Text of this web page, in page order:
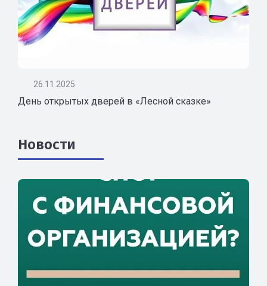
26.11.2025
День открытых дверей в «Лесной сказке»
Новости